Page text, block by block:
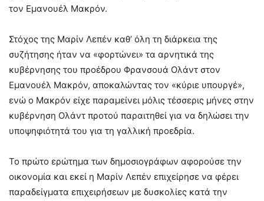
τον Εμανουέλ Μακρόν.
Στόχος της Μαρίν Λεπέν καθ’ όλη τη διάρκεια της
συζήτησης ήταν να «φορτώνει» τα αρνητικά της
κυβέρνησης του προέδρου Φρανσουά Ολάντ στον
Εμανουέλ Μακρόν, αποκαλώντας τον «κύριε υπουργέ»,
ενώ ο Μακρόν είχε παραμείνει μόλις τέσσερις μήνες στην
κυβέρνηση Ολάντ προτού παραιτηθεί για να δηλώσει την
υποψηφιότητά του για τη γαλλική προεδρία.
Το πρώτο ερώτημα των δημοσιογράφων αφορούσε την
οικονομία και εκεί η Μαρίν Λεπέν επιχείρησε να φέρει
παραδείγματα επιχειρήσεων με δυσκολίες κατά την